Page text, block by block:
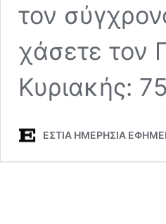
τον
χάσετε τον
Κυριακής:
ΕΣΤΙΑ ΗΜΕΡΗΣΙΑ